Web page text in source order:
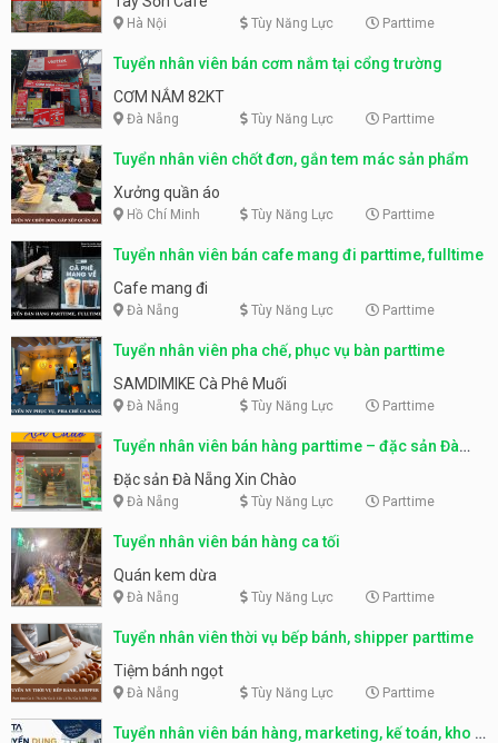
Hà Nội Tùy Năng Lực Parttime
Tuyển nhân viên bán cơm nắm tại cổng trường
CƠM NẮM 82KT
Đà Nẵng Tùy Năng Lực Parttime
Tuyển nhân viên chốt đơn, gắn tem mác sản phẩm
Xưởng quần áo
Hồ Chí Minh Tùy Năng Lực Parttime
Tuyển nhân viên bán cafe mang đi parttime, fulltime
Cafe mang đi
Đà Nẵng Tùy Năng Lực Parttime
Tuyển nhân viên pha chế, phục vụ bàn parttime
SAMDIMIKE Cà Phê Muối
Đà Nẵng Tùy Năng Lực Parttime
Tuyển nhân viên bán hàng parttime – đặc sản Đà
Nẵng
Đặc sản Đà Nẵng Xin Chào
Đà Nẵng Tùy Năng Lực Parttime
Tuyển nhân viên bán hàng ca tối
Quán kem dừa
Đà Nẵng Tùy Năng Lực Parttime
Tuyển nhân viên thời vụ bếp bánh, shipper parttime
Tiệm bánh ngọt
Đà Nẵng Tùy Năng Lực Parttime
Tuyển nhân viên bán hàng, marketing, kế toán, kho –